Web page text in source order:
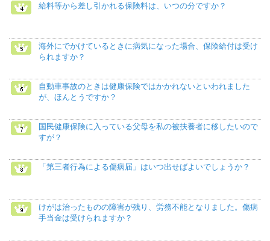
給料等から差し引かれる保険料は、いつの分ですか？
海外にでかけているときに病気になった場合、保険給付は受け
られますか？
自動車事故のときは健康保険ではかかれないといわれました
が、ほんとうですか？
国民健康保険に入っている父母を私の被扶養者に移したいので
すが？
「第三者行為による傷病届」はいつ出せばよいでしょうか？
けがは治ったものの障害が残り、労務不能となりました。傷病
手当金は受けられますか？